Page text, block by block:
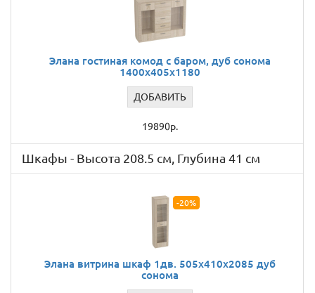
Элана гостиная комод с баром, дуб сонома
1400x405x1180
ДОБАВИТЬ
19890р.
Шкафы - Высота 208.5 см, Глубина 41 см
-20%
Элана витрина шкаф 1дв. 505x410x2085 дуб
сонома